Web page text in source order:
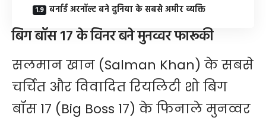
बर्नार्ड अरनॉल्ट बने दुनिया के सबसे अमीर व्यक्ति
बिग बॉस 17 के विनर बने मुनव्वर फारूकी
सलमान खान (Salman Khan) के सबसे
चर्चित और विवादित रियलिटी शो बिग
बॉस 17 (Big Boss 17) के फिनाले मुनव्वर